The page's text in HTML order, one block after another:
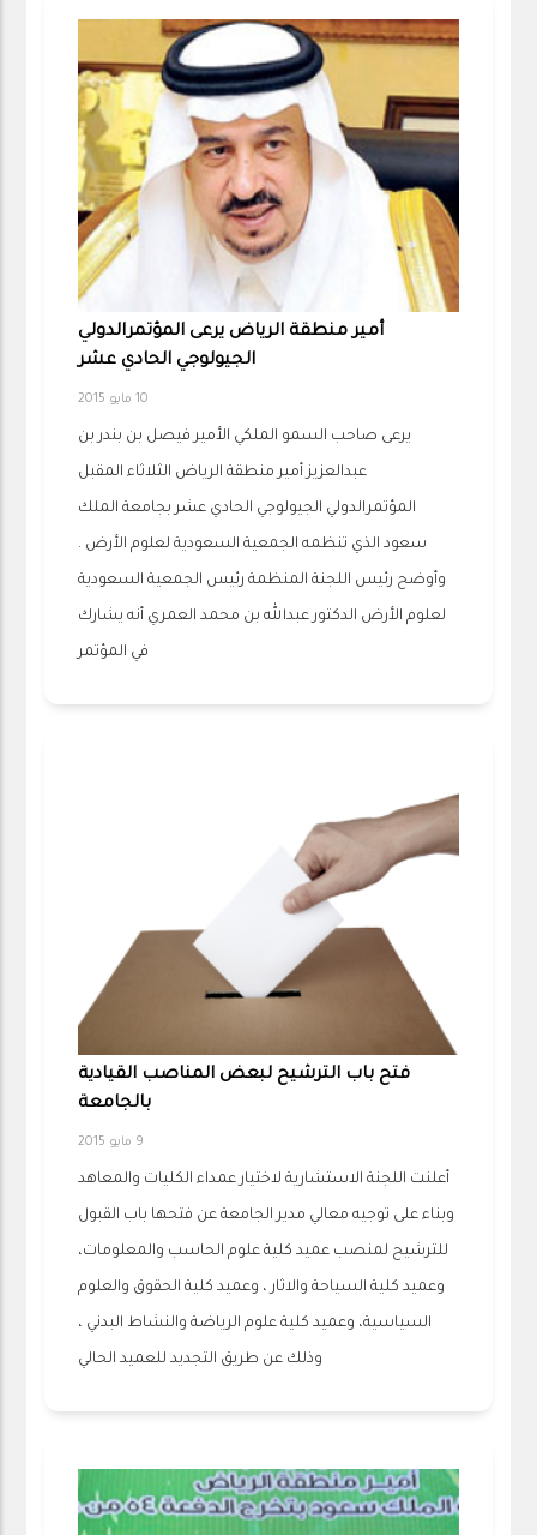
أمير منطقة الرياض يرعى المؤتمرالدولي
الجيولوجي الحادي عشر
10 مايو 2015
يرعى صاحب السمو الملكي الأمير فيصل بن بندر بن
عبدالعزيز أمير منطقة الرياض الثلاثاء المقبل
المؤتمرالدولي الجيولوجي الحادي عشر بجامعة الملك
سعود الذي تنظمه الجمعية السعودية لعلوم الأرض .
وأوضح رئيس اللجنة المنظمة رئيس الجمعية السعودية
لعلوم الأرض الدكتور عبدالله بن محمد العمري أنه يشارك
في المؤتمر
فتح باب الترشيح لبعض المناصب القيادية
بالجامعة
9 مايو 2015
أعلنت اللجنة الاستشارية لاختيار عمداء الكليات والمعاهد
وبناء على توجيه معالي مدير الجامعة عن فتحها باب القبول
للترشيح لمنصب عميد كلية علوم الحاسب والمعلومات،
وعميد كلية السياحة والاثار ، وعميد كلية الحقوق والعلوم
السياسية، وعميد كلية علوم الرياضة والنشاط البدني ،
وذلك عن طريق التجديد للعميد الحالي